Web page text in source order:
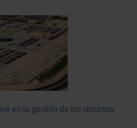
en la gestión de los recursos